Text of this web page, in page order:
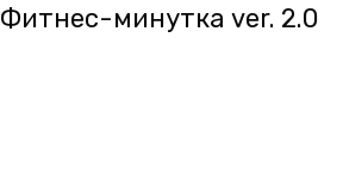
Фитнес-минутка ver. 2.0